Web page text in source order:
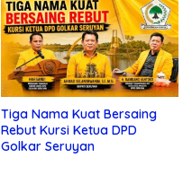
Tiga Nama Kuat Bersaing
Rebut Kursi Ketua DPD
Golkar Seruyan